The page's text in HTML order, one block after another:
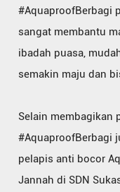
#AquaproofBerbagi
sangat membantu
ibadah puasa,
semakin maju dan
Selain membagikan
#AquaproofBerbagi
pelapis anti bocor
Jannah di SDN